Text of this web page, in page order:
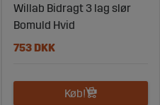
Willab Bidragt 3 lag slør
Bomuld Hvid
753 DKK
Køb!